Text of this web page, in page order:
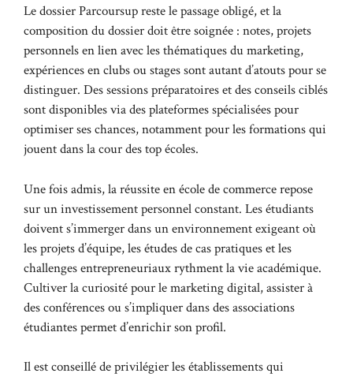
Le dossier Parcoursup reste le passage obligé, et la
composition du dossier doit être soignée : notes, projets
personnels en lien avec les thématiques du marketing,
expériences en clubs ou stages sont autant d’atouts pour se
distinguer. Des sessions préparatoires et des conseils ciblés
sont disponibles via des plateformes spécialisées pour
optimiser ses chances, notamment pour les formations qui
jouent dans la cour des top écoles.
Une fois admis, la réussite en école de commerce repose
sur un investissement personnel constant. Les étudiants
doivent s’immerger dans un environnement exigeant où
les projets d’équipe, les études de cas pratiques et les
challenges entrepreneuriaux rythment la vie académique.
Cultiver la curiosité pour le marketing digital, assister à
des conférences ou s’impliquer dans des associations
étudiantes permet d’enrichir son profil.
Il est conseillé de privilégier les établissements qui